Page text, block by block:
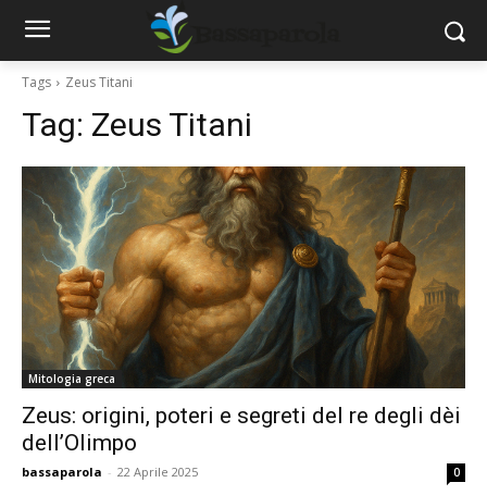
Tags Zeus Titani
Tag: Zeus Titani
Mitologia greca
Zeus: origini, poteri e segreti del re degli dèi
dell’Olimpo
bassaparola - 22 Aprile 2025 0